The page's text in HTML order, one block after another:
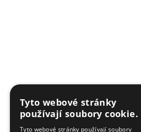
Tyto webové stránky
používají soubory cookie.
Tyto webové stránky používají soubory